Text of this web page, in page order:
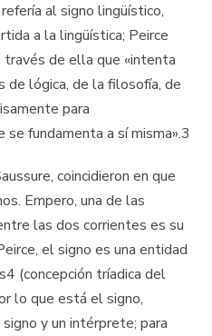
al signo lingüístico,
a la lingüística; Peirce
de ella que «intenta
de lógica, de la filosofía, de
para
fundamenta a sí misma».3
coincidieron en que
Empero, una de las
las dos corrientes es su
el signo es una entidad
(concepción tríadica del
lo que está el signo,
y un intérprete; para